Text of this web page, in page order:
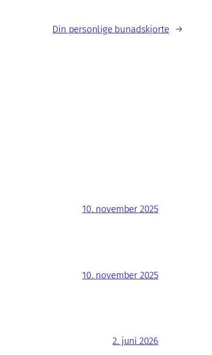
Din personlige bunadskjorte →
10. november 2025
10. november 2025
2. juni 2026